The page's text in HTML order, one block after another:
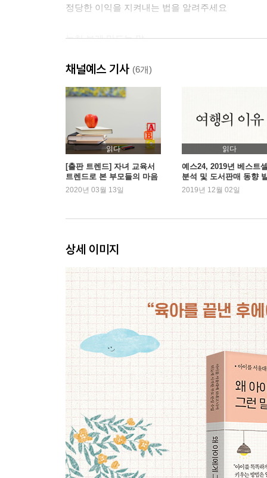
정당한 이익을 지켜내는 법을 알려주세요
눈치 보게 만드는 말
자기다운 삶을 가르치세요
화살을 엉뚱한 곳으로 쏘는 말
“네가 노력을 안 해서 그런 거야”
아이의 죄책감을 덜어주세요
마음의 벽을 만드는 말
“도대체 뭐가 부족해?”
물질적 부양의 책임 외에도 부모의 역할은 있어요
감정을 억제하는 말
“뭐가 부끄럽니? 씩씩하게 말해”
압박하지 말고 감정을 인정해주세요
거짓 감정을 요구하는 말
“슬퍼도 참아라”
약한 감정도 껴안아주세요
감정을 몰아붙이는 말
“감히 어디서 화를 내니?”
감정은 인정하고 행동은 금지해주세요
제약하는 말
“소리치지 마, 울지 마, 그만해”
허용에 익숙한 아이로 키우세요
채널예스 기사 (6개)
읽다
[출판 트렌드] 자녀 교육서
트렌드로 본 부모들의 마음
2020년 03월 13일
읽다
예스24, 2019년 베스트
분석 및 도서판매 동향
2019년 12월 02일
상세 이미지